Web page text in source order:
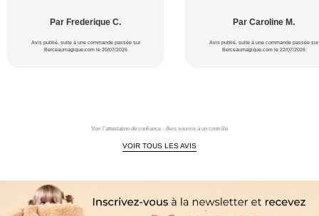
Par Frederique C.
Avis publié, suite à une commande passée sur
Berceaumagique.com le 20/07/2026
Par Caroline M.
Avis publié, suite à une commande passée sur
Berceaumagique.com le 22/07/2026
Voir l'attestation de confiance - Avis soumis à un contrôle
VOIR TOUS LES AVIS